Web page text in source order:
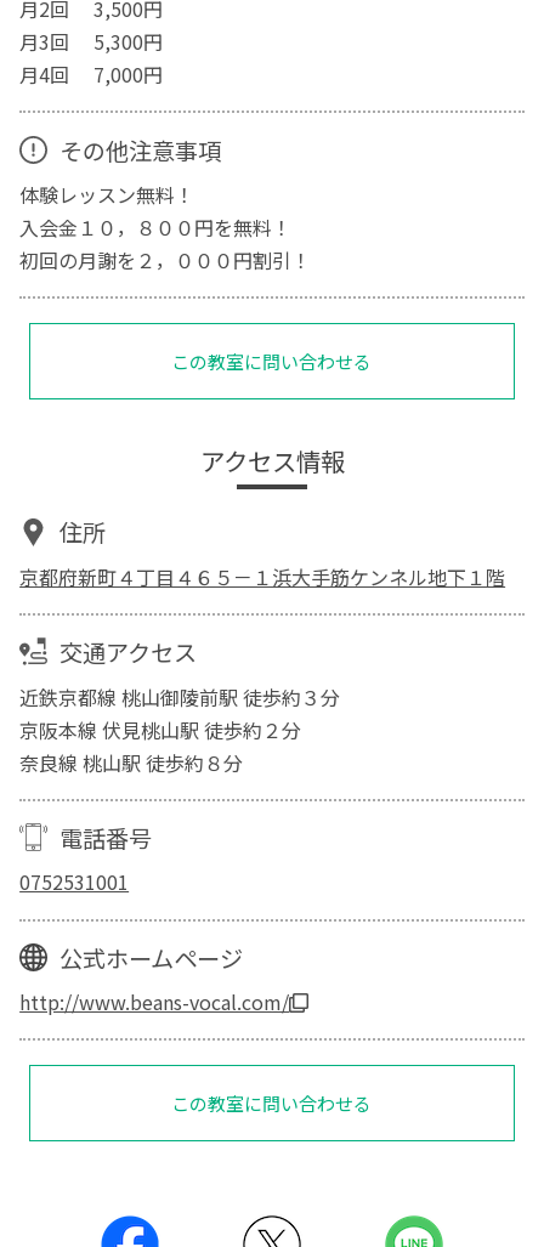
月2回 3,500円
月3回 5,300円
月4回 7,000円
その他注意事項
体験レッスン無料！
入会金１０，８００円を無料！
初回の月謝を２，０００円割引！
この教室に問い合わせる
アクセス情報
住所
京都府新町４丁目４６５－１浜大手筋ケンネル地下１階
交通アクセス
近鉄京都線 桃山御陵前駅 徒歩約３分
京阪本線 伏見桃山駅 徒歩約２分
奈良線 桃山駅 徒歩約８分
電話番号
0752531001
公式ホームページ
http://www.beans-vocal.com/
この教室に問い合わせる